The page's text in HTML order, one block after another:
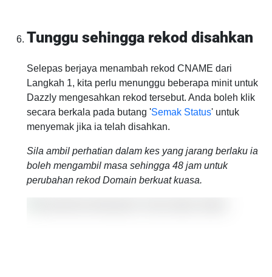
Tunggu sehingga rekod disahkan
Selepas berjaya menambah rekod CNAME dari
Langkah 1, kita perlu menunggu beberapa minit untuk
Dazzly mengesahkan rekod tersebut. Anda boleh klik
secara berkala pada butang 'Semak Status' untuk
menyemak jika ia telah disahkan.
Sila ambil perhatian dalam kes yang jarang berlaku ia
boleh mengambil masa sehingga 48 jam untuk
perubahan rekod Domain berkuat kuasa.